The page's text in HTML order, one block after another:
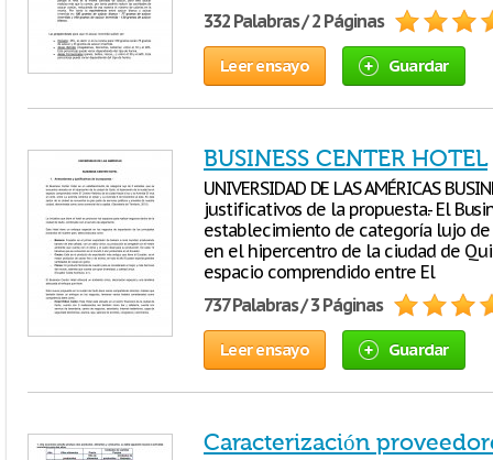
332 Palabras / 2 Páginas
Leer ensayo Guardar
BUSINESS CENTER HOTEL
UNIVERSIDAD DE LAS AMÉRICAS
justificativos de la propuesta.- El
establecimiento de categoría lujo
en el hipercentro de la ciudad de
espacio comprendido entre El
737 Palabras / 3 Páginas
Leer ensayo Guardar
Caracterización